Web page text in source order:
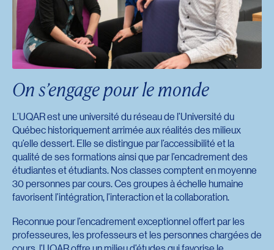
On s’engage pour le monde
L’UQAR est une université du réseau de l’Université du
Québec historiquement arrimée aux réalités des milieux
qu’elle dessert. Elle se distingue par l’accessibilité et la
qualité de ses formations ainsi que par l’encadrement des
étudiantes et étudiants. Nos classes comptent en moyenne
30 personnes par cours. Ces groupes à échelle humaine
favorisent l’intégration, l’interaction et la collaboration.
Reconnue pour l’encadrement exceptionnel offert par les
professeures, les professeurs et les personnes chargées de